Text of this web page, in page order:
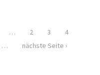
… 2 3
4
…
nächste Seite ›